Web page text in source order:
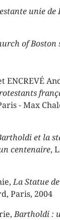
unie de
of Boston
ENCREVÉ
- Max
et la
centenaire,
La Statue
Paris, 2004
Bartholdi :